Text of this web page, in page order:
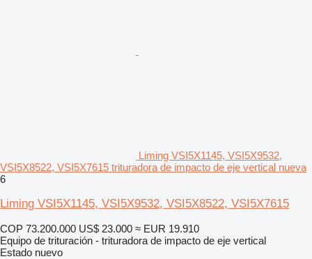
Liming VSI5X1145, VSI5X9532,
VSI5X8522, VSI5X7615 trituradora de impacto de eje vertical nueva
6
Liming VSI5X1145, VSI5X9532, VSI5X8522, VSI5X7615
COP 73.200.000 US$ 23.000 ≈ EUR 19.910
Equipo de trituración - trituradora de impacto de eje vertical
Estado nuevo